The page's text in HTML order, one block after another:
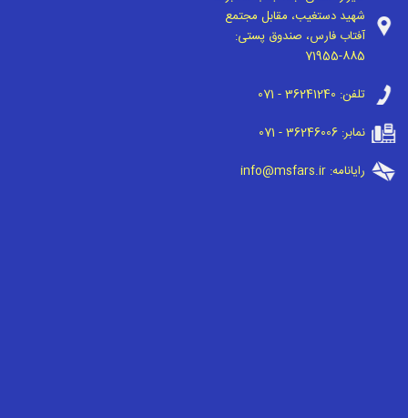
شهید دستغیب، مقابل مجتمع
آفتاب فارس، صندوق پستی:
71955-885
تلفن: 071 - 36241240
نمابر:071 - 36246006
رایانامه:info@msfars.ir